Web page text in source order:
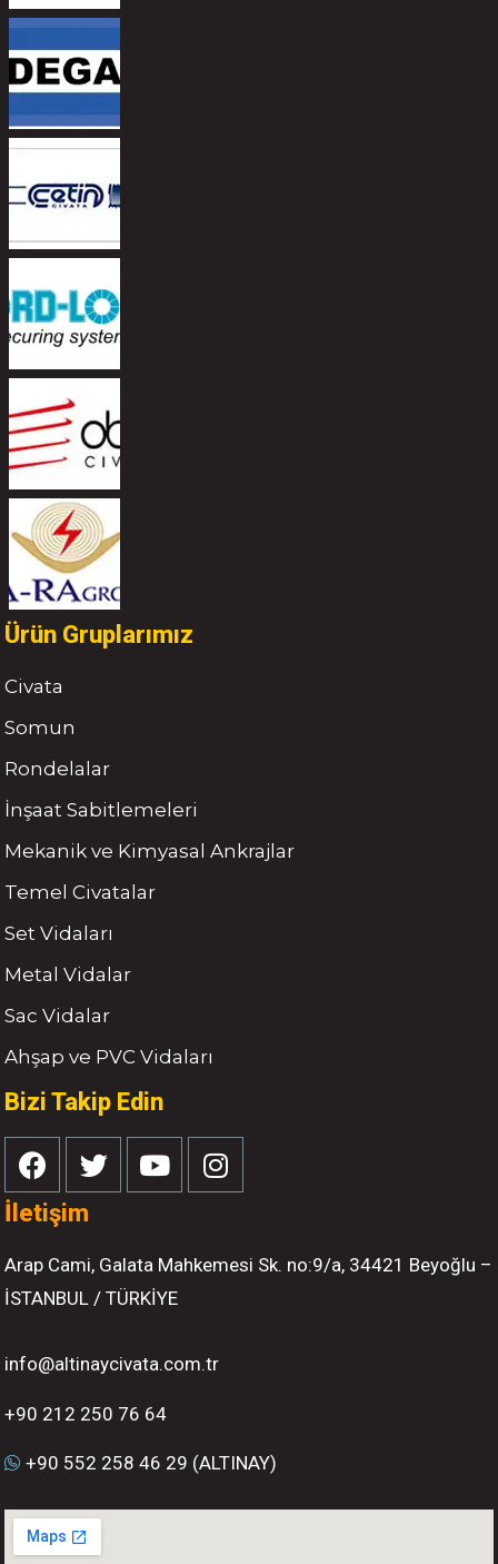
Ürün Gruplarımız
Civata
Somun
Rondelalar
İnşaat Sabitlemeleri
Mekanik ve Kimyasal Ankrajlar
Temel Civatalar
Set Vidaları
Metal Vidalar
Sac Vidalar
Ahşap ve PVC Vidaları
Bizi Takip Edin
İletişim
Arap Cami, Galata Mahkemesi Sk. no:9/a, 34421 Beyoğlu –
İSTANBUL / TÜRKİYE
info@altinaycivata.com.tr
+90 212 250 76 64
+90 552 258 46 29 (ALTINAY)